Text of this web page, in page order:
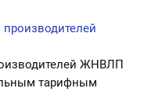
ЖНВЛП
тарифным